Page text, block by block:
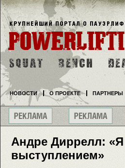
Андре Диррелл:
выступлением»
НОВОСТИ О ПРОЕКТЕ ПАРТНЕРЫ